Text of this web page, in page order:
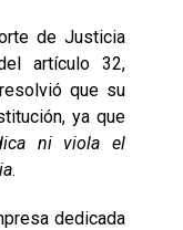
de Justicia
artículo 32,
que su
ya que
ni viola el
.
dedicada